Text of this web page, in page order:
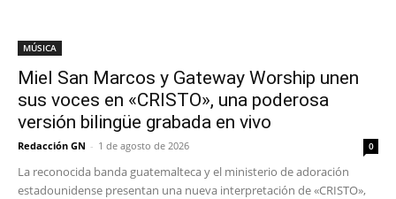
MÚSICA
Miel San Marcos y Gateway Worship unen
sus voces en «CRISTO», una poderosa
versión bilingüe grabada en vivo
Redacción GN - 1 de agosto de 2026 0
La reconocida banda guatemalteca y el ministerio de adoración
estadounidense presentan una nueva interpretación de «CRISTO»,